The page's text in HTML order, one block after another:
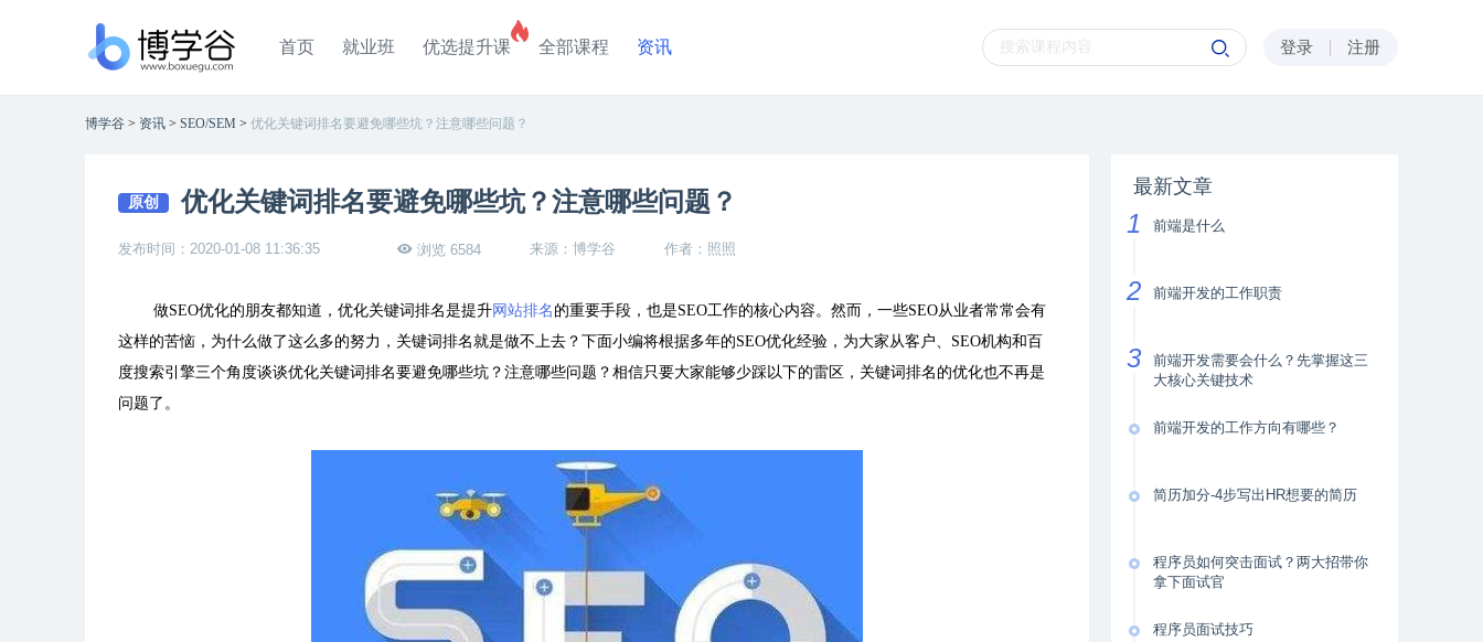
首页 就业班 优选提升课 全部课程 资讯 登录 注册
博学谷 > 资讯 > SEO/SEM > 优化关键词排名要避免哪些坑？注意哪些问题？
原创 优化关键词排名要避免哪些坑？注意哪些问题？
发布时间：2020-01-08 11:36:35 浏览 6584 来源：博学谷 作者：照照
做SEO优化的朋友都知道，优化关键词排名是提升网站排名 的重要手段，也是SEO工作的核心内容。然而，一些SEO从业者常常会有
这样的苦恼，为什么做了这么多的努力，关键词排名就是做不上去？下面小编将根据多年的SEO优化经验，为大家从客户、SEO机构和百
度搜索引擎三个角度谈谈优化关键词排名要避免哪些坑？注意哪些问题？相信只要大家能够少踩以下的雷区，关键词排名的优化也不再是
问题了。
最新文章
前端是什么
前端开发的工作职责
前端开发需要会什么？先掌握这三
大核心关键技术
前端开发的工作方向有哪些？
简历加分-4步写出HR想要的简历
程序员如何突击面试？两大招带你
拿下面试官
程序员面试技巧